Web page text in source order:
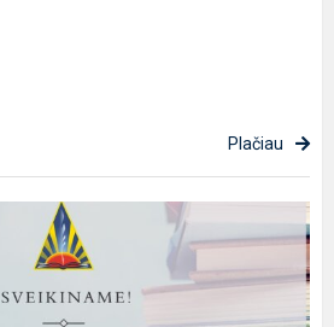
Plačiau